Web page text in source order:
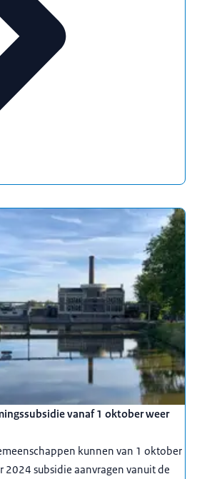
vanaf 1 oktober weer
kunnen van 1 oktober
subsidie aanvragen vanuit de